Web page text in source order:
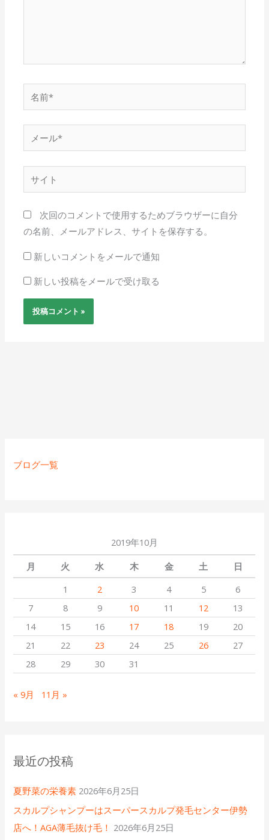
前
*
ー
ル
イ
次回のコメントで使用するためブラウザーに自分
の名前、メールアドレス、サイトを保存する。
新しいコメントをメールで通知
新しい投稿をメールで受け取る
ブログ一覧
2019年10月
月
火 水 木 金 土
日
1
2 3 4 5
6
7
8 9 10 11 12
13
14
15 16 17 18 19
20
21
22 23 24 25 26
27
28
29 30 31
« 9月 11月 »
最近の投稿
夏野菜の栄養素 2026年6月25日
スカルプシャンプーはスーパースカルプ発毛センター伊勢
店へ！AGA薄毛抜け毛！ 2026年6月25日